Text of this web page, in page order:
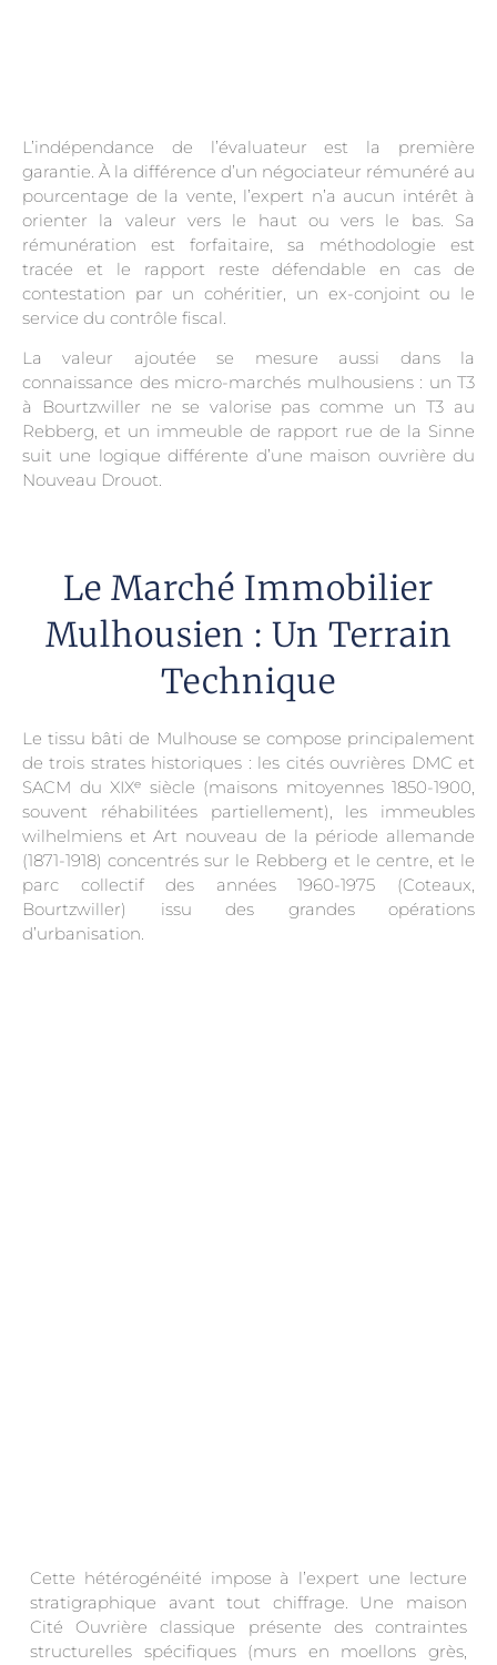
L’indépendance de l’évaluateur est la première
garantie. À la différence d’un négociateur rémunéré au
pourcentage de la vente, l’expert n’a aucun intérêt à
orienter la valeur vers le haut ou vers le bas. Sa
rémunération est forfaitaire, sa méthodologie est
tracée et le rapport reste défendable en cas de
contestation par un cohéritier, un ex-conjoint ou le
service du contrôle fiscal.
La valeur ajoutée se mesure aussi dans la
connaissance des micro-marchés mulhousiens : un T3
à Bourtzwiller ne se valorise pas comme un T3 au
Rebberg, et un immeuble de rapport rue de la Sinne
suit une logique différente d’une maison ouvrière du
Nouveau Drouot.
Le Marché Immobilier
Mulhousien : Un Terrain
Technique
Le tissu bâti de Mulhouse se compose principalement
de trois strates historiques : les cités ouvrières DMC et
SACM du XIXᵉ siècle (maisons mitoyennes 1850-1900,
souvent réhabilitées partiellement), les immeubles
wilhelmiens et Art nouveau de la période allemande
(1871-1918) concentrés sur le Rebberg et le centre, et le
parc collectif des années 1960-1975 (Coteaux,
Bourtzwiller) issu des grandes opérations
d’urbanisation.
Cette hétérogénéité impose à l’expert une lecture
stratigraphique avant tout chiffrage. Une maison
Cité Ouvrière classique présente des contraintes
structurelles spécifiques (murs en moellons grès,